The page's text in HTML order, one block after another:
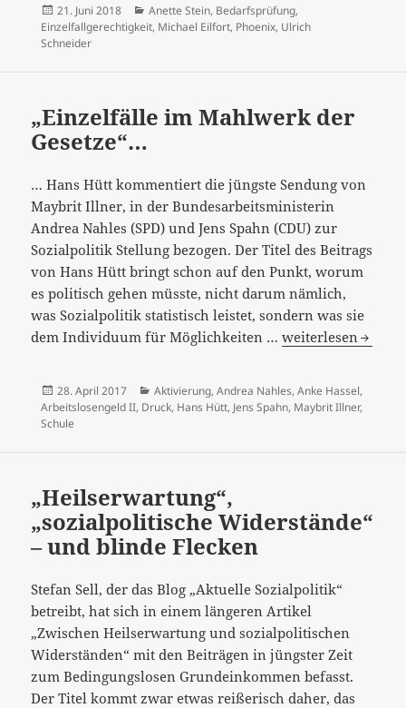
der
nicht
zusammen…
Veröffentlicht
am
21. Juni 2018 Kategorien
Anette Stein, Bedarfsprüfung,
Einzelfallgerechtigkeit, Michael Eilfort, Phoenix, Ulrich
Schneider
„Einzelfälle im Mahlwerk der
Gesetze“…
… Hans Hütt kommentiert die jüngste Sendung von
Maybrit Illner, in der Bundesarbeitsministerin
Andrea Nahles (SPD) und Jens Spahn (CDU) zur
Sozialpolitik Stellung bezogen. Der Titel des Beitrags
von Hans Hütt bringt schon auf den Punkt, worum
es politisch gehen müsste, nicht darum nämlich,
was Sozialpolitik statistisch leistet, sondern was sie
dem Individuum für Möglichkeiten …“Einzelfälle
der
weiterlesen
Veröffentlicht
am
28. April 2017 Kategorien
Aktivierung, Andrea Nahles, Anke Hassel,
Arbeitslosengeld II, Druck, Hans Hütt, Jens Spahn, Maybrit Illner,
Schule
„Heilserwartung“,
„sozialpolitische Widerstände“
– und blinde Flecken
Stefan Sell, der das Blog „Aktuelle Sozialpolitik“
betreibt, hat sich in einem längeren Artikel
„Zwischen Heilserwartung und sozialpolitischen
Widerständen“ mit den Beiträgen in jüngster Zeit
zum Bedingungslosen Grundeinkommen befasst.
Der Titel kommt zwar etwas reißerisch daher, das